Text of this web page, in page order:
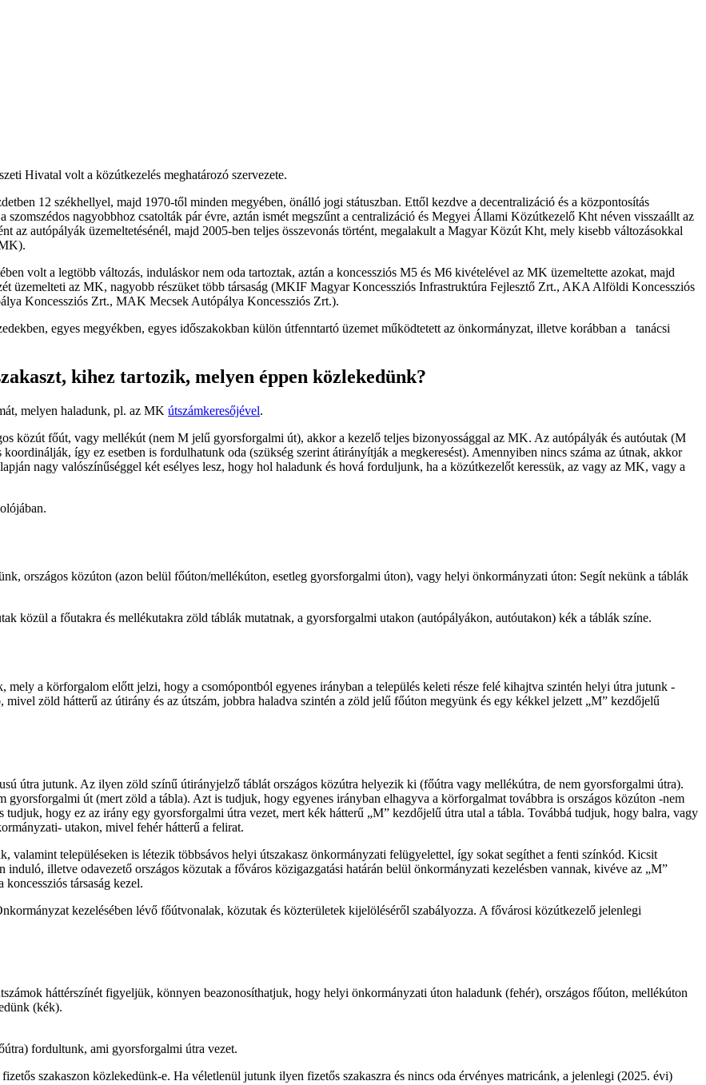
Hivatal volt a közútkezelés meghatározó szervezete.
12 székhellyel, majd 1970-től minden megyében, önálló jogi státuszban. Ettől kezdve a decentralizáció és a központosítás
szomszédos nagyobbhoz csatolták pár évre, aztán ismét megszűnt a centralizáció és Megyei Állami Közútkezelő Kht néven visszaállt az
az autópályák üzemeltetésénél, majd 2005-ben teljes összevonás történt, megalakult a Magyar Közút Kht, mely kisebb változásokkal
volt a legtöbb változás, induláskor nem oda tartoztak, aztán a koncessziós M5 és M6 kivételével az MK üzemeltette azokat, majd
üzemelteti az MK, nagyobb részüket több társaság (MKIF Magyar Koncessziós Infrastruktúra Fejlesztő Zrt., AKA Alföldi Koncessziós
Koncessziós Zrt., MAK Mecsek Autópálya Koncessziós Zrt.).
egyes megyékben, egyes időszakokban külön útfenntartó üzemet működtetett az önkormányzat, illetve korábban a tanácsi
kihez tartozik, melyen éppen közlekedünk?
melyen haladunk, pl. az MK útszámkeresőjével.
közút főút, vagy mellékút (nem M jelű gyorsforgalmi út), akkor a kezelő teljes bizonyossággal az MK. Az autópályák és autóutak (M
így ez esetben is fordulhatunk oda (szükség szerint átirányítják a megkeresést). Amennyiben nincs száma az útnak, akkor
nagy valószínűséggel két esélyes lesz, hogy hol haladunk és hová forduljunk, ha a közútkezelőt keressük, az vagy az MK, vagy a
országos közúton (azon belül főúton/mellékúton, esetleg gyorsforgalmi úton), vagy helyi önkormányzati úton: Segít nekünk a táblák
közül a főutakra és mellékutakra zöld táblák mutatnak, a gyorsforgalmi utakon (autópályákon, autóutakon) kék a táblák színe.
a körforgalom előtt jelzi, hogy a csomópontból egyenes irányban a település keleti része felé kihajtva szintén helyi útra jutunk -
zöld hátterű az útirány és az útszám, jobbra haladva szintén a zöld jelű főúton megyünk és egy kékkel jelzett „M” kezdőjelű
útra jutunk. Az ilyen zöld színű útirányjelző táblát országos közútra helyezik ki (főútra vagy mellékútra, de nem gyorsforgalmi útra).
út (mert zöld a tábla). Azt is tudjuk, hogy egyenes irányban elhagyva a körforgalmat továbbra is országos közúton -nem
hogy ez az irány egy gyorsforgalmi útra vezet, mert kék hátterű „M” kezdőjelű útra utal a tábla. Továbbá tudjuk, hogy balra, vagy
utakon, mivel fehér hátterű a felirat.
valamint településeken is létezik többsávos helyi útszakasz önkormányzati felügyelettel, így sokat segíthet a fenti színkód. Kicsit
induló, illetve odavezető országos közutak a főváros közigazgatási határán belül önkormányzati kezelésben vannak, kivéve az „M”
társaság kezel.
kezelésében lévő főútvonalak, közutak és közterületek kijelöléséről szabályozza. A fővárosi közútkezelő jelenlegi
háttérszínét figyeljük, könnyen beazonosíthatjuk, hogy helyi önkormányzati úton haladunk (fehér), országos főúton, mellékúton
(kék).
fordultunk, ami gyorsforgalmi útra vezet.
szakaszon közlekedünk-e. Ha véletlenül jutunk ilyen fizetős szakaszra és nincs oda érvényes matricánk, a jelenlegi (2025. évi)